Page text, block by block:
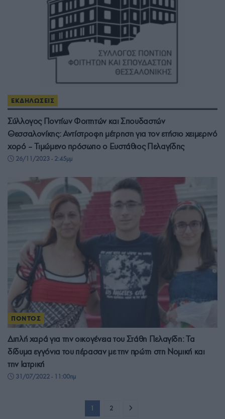
ΕΚΔΗΛΩΣΕΙΣ
Σύλλογος Ποντίων Φοιτητών και Σπουδαστών
Θεσσαλονίκης: Αντίστροφη μέτρηση για τον ετήσιο χειμερινό
χορό – Τιμώμενο πρόσωπο ο Ευστάθιος Πελαγίδης
26/11/2023 - 2:45μμ
ΠΟΝΤΟΣ
Διπλή χαρά για την οικογένεια του Στάθη Πελαγίδη: Τα
δίδυμα εγγόνια του πέρασαν με την πρώτη στη Νομική και
την Ιατρική
31/07/2022 - 11:00πμ
1 2